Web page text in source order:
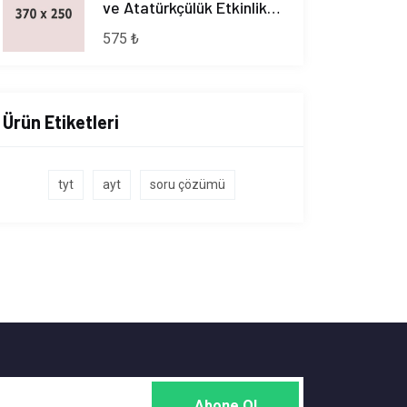
ve Atatürkçülük Etkinlikli
575 ₺
Ürün Etiketleri
tyt ayt soru çözümü